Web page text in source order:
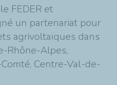
FEDER et
un partenariat pour
agrivoltaïques dans
Rhône-Alpes,
Centre-Val-de-